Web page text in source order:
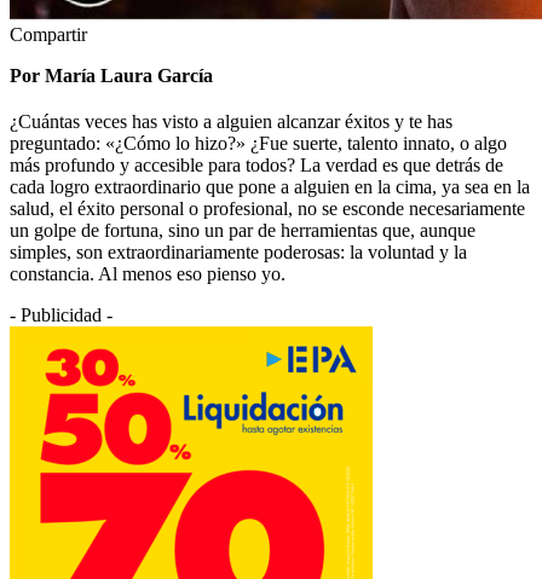
Compartir
Por María Laura García
¿Cuántas veces has visto a alguien alcanzar éxitos y te has
preguntado: «¿Cómo lo hizo?» ¿Fue suerte, talento innato, o algo
más profundo y accesible para todos? La verdad es que detrás de
cada logro extraordinario que pone a alguien en la cima, ya sea en la
salud, el éxito personal o profesional, no se esconde necesariamente
un golpe de fortuna, sino un par de herramientas que, aunque
simples, son extraordinariamente poderosas: la voluntad y la
constancia. Al menos eso pienso yo.
- Publicidad -